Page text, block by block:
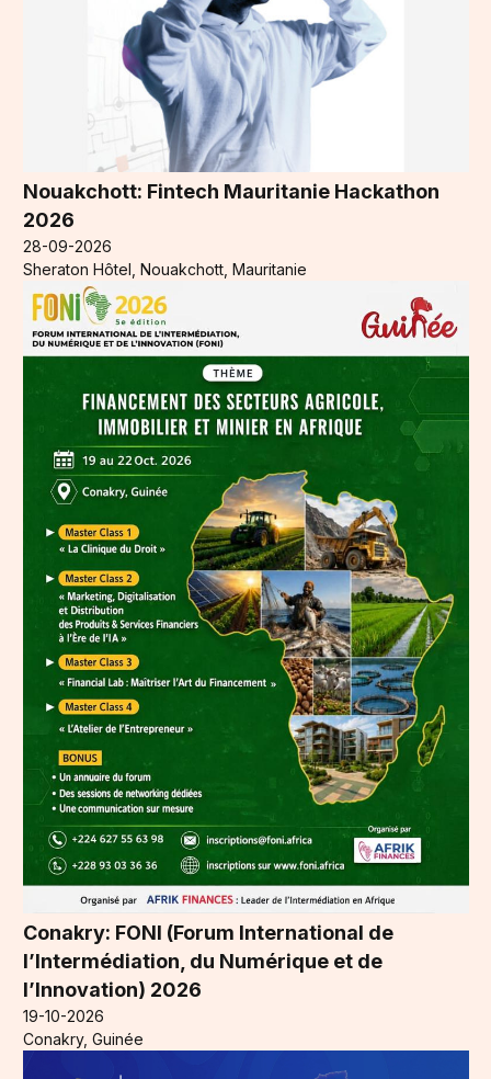
Nouakchott: Fintech Mauritanie Hackathon
2026
28-09-2026
Sheraton Hôtel, Nouakchott, Mauritanie
Conakry: FONI (Forum International de
l’Intermédiation, du Numérique et de
l’Innovation) 2026
19-10-2026
Conakry, Guinée